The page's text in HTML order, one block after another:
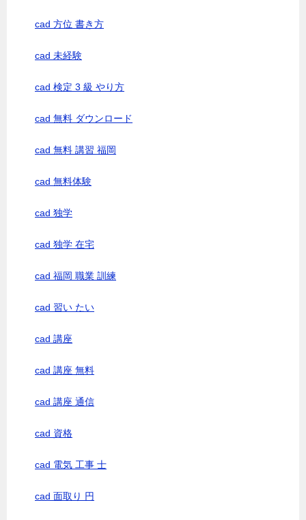
cad 方位 書き方
cad 未経験
cad 検定 3 級 やり方
cad 無料 ダウンロード
cad 無料 講習 福岡
cad 無料体験
cad 独学
cad 独学 在宅
cad 福岡 職業 訓練
cad 習い たい
cad 講座
cad 講座 無料
cad 講座 通信
cad 資格
cad 電気 工事 士
cad 面取り 円